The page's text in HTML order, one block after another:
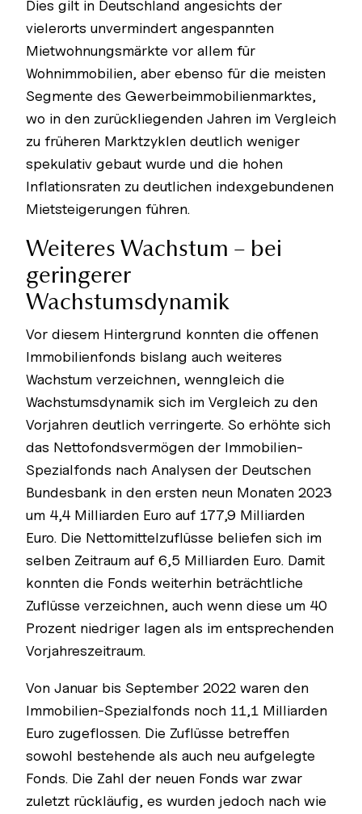
Dies gilt in Deutschland angesichts der
vielerorts unvermindert angespannten
Mietwohnungsmärkte vor allem für
Wohnimmobilien, aber ebenso für die meisten
Segmente des Gewerbeimmobilienmarktes,
wo in den zurückliegenden Jahren im Vergleich
zu früheren Marktzyklen deutlich weniger
spekulativ gebaut wurde und die hohen
Inflationsraten zu deutlichen indexgebundenen
Mietsteigerungen führen.
Weiteres Wachstum – bei
geringerer
Wachstumsdynamik
Vor diesem Hintergrund konnten die offenen
Immobilienfonds bislang auch weiteres
Wachstum verzeichnen, wenngleich die
Wachstumsdynamik sich im Vergleich zu den
Vorjahren deutlich verringerte. So erhöhte sich
das Nettofondsvermögen der Immobilien-
Spezialfonds nach Analysen der Deutschen
Bundesbank in den ersten neun Monaten 2023
um 4,4 Milliarden Euro auf 177,9 Milliarden
Euro. Die Nettomittelzuflüsse beliefen sich im
selben Zeitraum auf 6,5 Milliarden Euro. Damit
konnten die Fonds weiterhin beträchtliche
Zuflüsse verzeichnen, auch wenn diese um 40
Prozent niedriger lagen als im entsprechenden
Vorjahreszeitraum.
Von Januar bis September 2022 waren den
Immobilien-Spezialfonds noch 11,1 Milliarden
Euro zugeflossen. Die Zuflüsse betreffen
sowohl bestehende als auch neu aufgelegte
Fonds. Die Zahl der neuen Fonds war zwar
zuletzt rückläufig, es wurden jedoch nach wie